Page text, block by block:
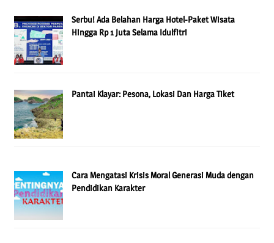
Serbu! Ada Belahan Harga Hotel-Paket Wisata
Hingga Rp 1 Juta Selama Idulfitri
Pantai Klayar: Pesona, Lokasi Dan Harga Tiket
Cara Mengatasi Krisis Moral Generasi Muda dengan
Pendidikan Karakter